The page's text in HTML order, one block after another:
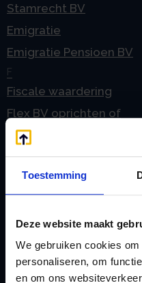
Toestemming
Deze website maakt
We gebruiken cookies
personaliseren, om
en om ons
Stamrecht BV
Emigratie
Emigratie Pensioen BV
F
Fiscale waardering
Flex BV oprichten of
omzetten
G
Geleidebiljet
2023
Geleidebiljet
2024
Geleidebiljet